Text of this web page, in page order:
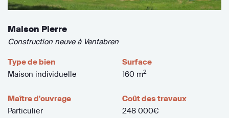
Maison Pierre
Construction neuve à Ventabren
Type de bien
Maison individuelle
Surface
160 m2
Maître d'ouvrage
Particulier
Coût des travaux
248 000€